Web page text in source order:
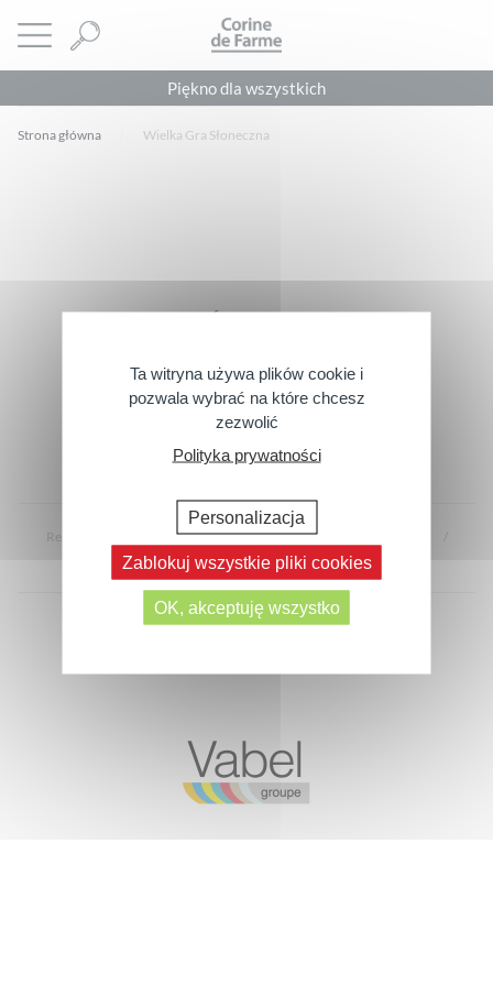
Otwórz menu CORINE DE FARME
Piękno dla wszystkich
Strona główna Wielka Gra Słoneczna
Śledź nas
Skontaktuj się z nami
> Napisz do nas
Regulamin sklepu
Informacje prawne
Dane osobowe
Mapa strony
Ta witryna używa plików cookie i
pozwala wybrać na które chcesz
zezwolić
Polityka prywatności
Personalizacja
Zablokuj wszystkie pliki cookies
OK, akceptuję wszystko